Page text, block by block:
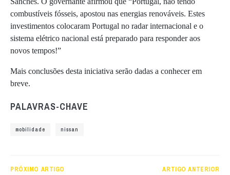
combustíveis fósseis, apostou nas energias renováveis. Estes
investimentos colocaram Portugal no radar internacional e o
sistema elétrico nacional está preparado para responder aos
novos tempos!”
Mais conclusões desta iniciativa serão dadas a conhecer em
breve.
PALAVRAS-CHAVE
mobilidade nissan
PRÓXIMO ARTIGO ARTIGO ANTERIOR